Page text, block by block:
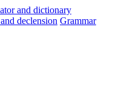
and declension Grammar